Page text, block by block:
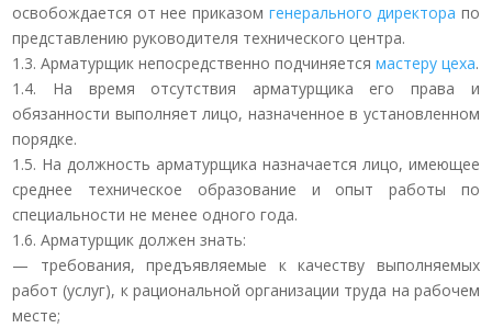
освобождается от нее приказом генерального директора по
представлению руководителя технического центра.
1.3. Арматурщик непосредственно подчиняетсямастеру цеха.
1.4. На время отсутствия арматурщика его права и
обязанности выполняет лицо, назначенное в установленном
порядке.
1.5. На должность арматурщика назначается лицо, имеющее
среднее техническое образование и опыт работы по
специальности не менее одного года.
1.6. Арматурщик должен знать:
— требования, предъявляемые к качеству выполняемых
работ (услуг), к рациональной организации труда на рабочем
месте;